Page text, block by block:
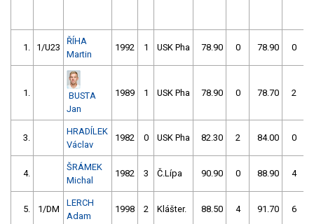
1. 1/U23
ŘÍHA
Martin
1992 1 USK Pha 78.90 0 78.90 0
1.
BUSTA
Jan
1989 1 USK Pha 78.90 0 78.70 2
3.
HRADÍLEK
Václav
1982 0 USK Pha 82.30 2 84.00 0
4.
ŠRÁMEK
Michal
1982 3 Č.Lípa 90.90 0 88.90 4
5. 1/DM
LERCH
Adam
1998 2 Klášter. 88.50 4 91.70 6